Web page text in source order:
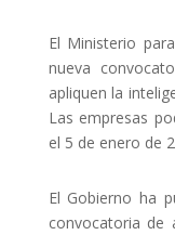
El Ministerio
nueva
apliquen la
Las empresas
el 5 de enero de
El Gobierno ha
convocatoria de